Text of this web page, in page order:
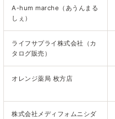
A-hum marche（あうんまる
しぇ）
ライフサプライ株式会社（カ
タログ販売）
オレンジ薬局 枚方店
株式会社メディフォムニシダ